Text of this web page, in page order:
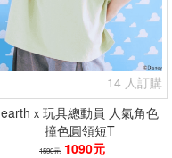
14 人訂購
earthｘ玩具總動員 人氣角色
撞色圓領短T
1590元 1090元